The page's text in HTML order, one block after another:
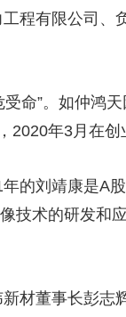
程有限公司
”。如仲鸿天
2020年3月在创
刘靖康是A股
技术的研发和
董事长彭志